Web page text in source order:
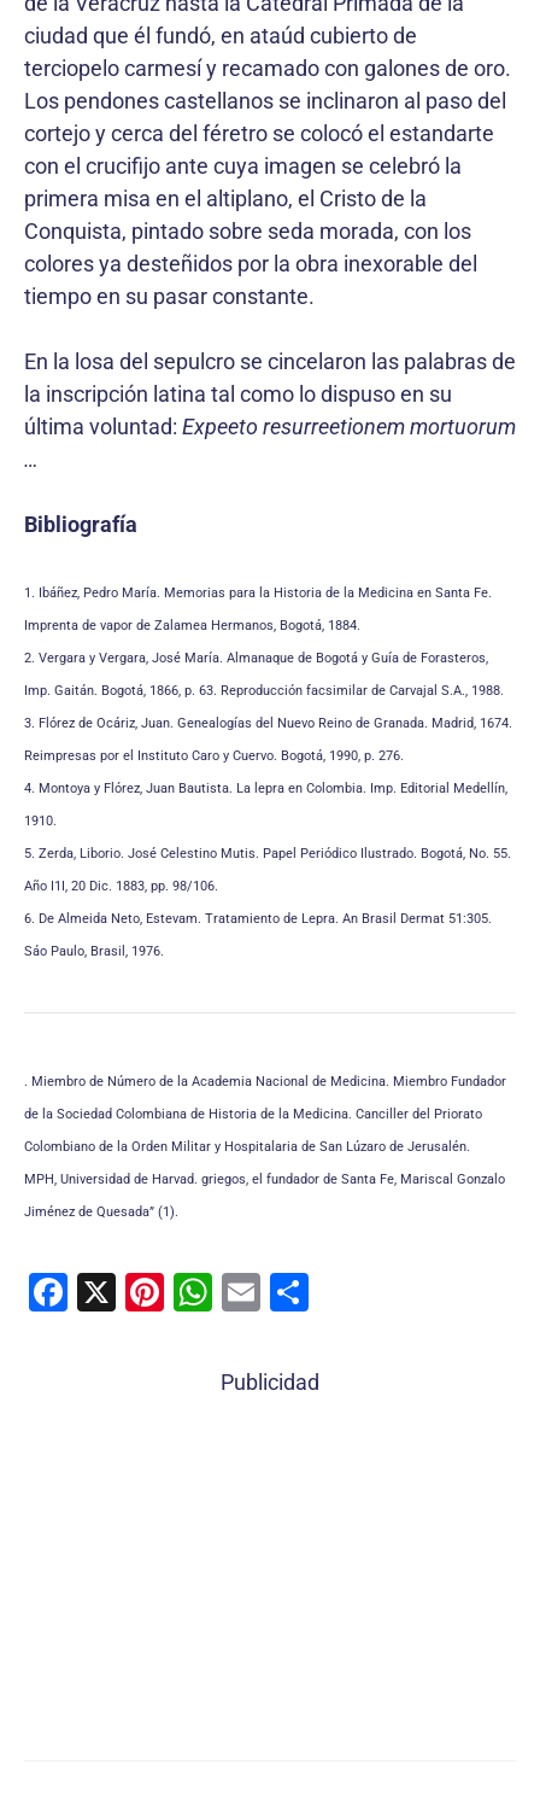
ciudad que él fundó, en ataúd cubierto de
terciopelo carmesí y recamado con galones de oro.
Los pendones castellanos se inclinaron al paso del
cortejo y cerca del féretro se colocó el estandarte
con el crucifijo ante cuya imagen se celebró la
primera misa en el altiplano, el Cristo de la
Conquista, pintado sobre seda morada, con los
colores ya desteñidos por la obra inexorable del
tiempo en su pasar constante.
En la losa del sepulcro se cincelaron las palabras de
la inscripción latina tal como lo dispuso en su
última voluntad: Expeeto resurreetionem mortuorum
…
Bibliografía
1. Ibáñez, Pedro María. Memorias para la Historia de la Medicina en Santa Fe.
Imprenta de vapor de Zalamea Hermanos, Bogotá, 1884.
2. Vergara y Vergara, José María. Almanaque de Bogotá y Guía de Forasteros,
Imp. Gaitán. Bogotá, 1866, p. 63. Reproducción facsimilar de Carvajal S.A., 1988.
3. Flórez de Ocáriz, Juan. Genealogías del Nuevo Reino de Granada. Madrid, 1674.
Reimpresas por el Instituto Caro y Cuervo. Bogotá, 1990, p. 276.
4. Montoya y Flórez, Juan Bautista. La lepra en Colombia. Imp. Editorial Medellín,
1910.
5. Zerda, Liborio. José Celestino Mutis. Papel Periódico Ilustrado. Bogotá, No. 55.
Año I1I, 20 Dic. 1883, pp. 98/106.
6. De Almeida Neto, Estevam. Tratamiento de Lepra. An Brasil Dermat 51:305.
Sáo Paulo, Brasil, 1976.
. Miembro de Número de la Academia Nacional de Medicina. Miembro Fundador
de la Sociedad Colombiana de Historia de la Medicina. Canciller del Priorato
Colombiano de la Orden Militar y Hospitalaria de San Lúzaro de Jerusalén.
MPH, Universidad de Harvad. griegos, el fundador de Santa Fe, Mariscal Gonzalo
Jiménez de Quesada” (1).
F
X
Pi W
at
E
ai m
Publicidad